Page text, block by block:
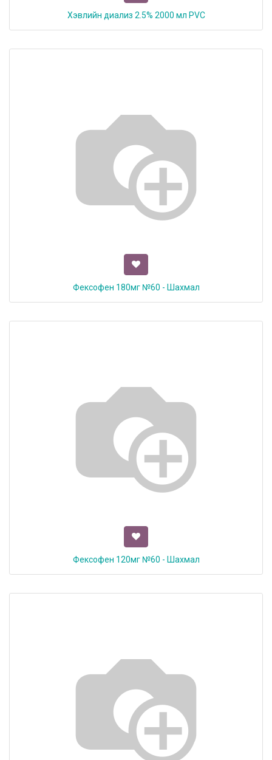
Хэвлийн диализ 2.5% 2000 мл PVC
Фексофен 180мг №60 - Шахмал
Фексофен 120мг №60 - Шахмал